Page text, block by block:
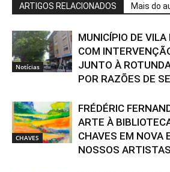
ARTIGOS RELACIONADOS Mais do
Notícias
MUNICÍPIO DE
COM
JUNTO À
POR RAZÕES DE
CHAVES
FRÉDÉRIC
ARTE À
CHAVES EM NOVA
NOSSOS